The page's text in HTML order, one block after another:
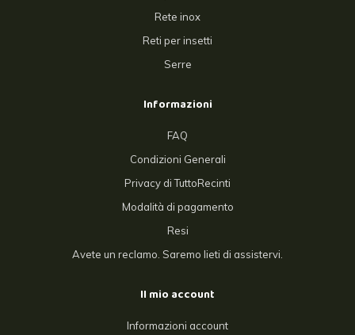
Rete inox
Reti per insetti
Serre
Informazioni
FAQ
Condizioni Generali
Privacy di TuttoRecinti
Modalità di pagamento
Resi
Avete un reclamo. Saremo lieti di assistervi.
Il mio account
Informazioni account